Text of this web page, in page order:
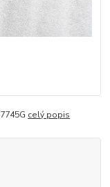
celý popis